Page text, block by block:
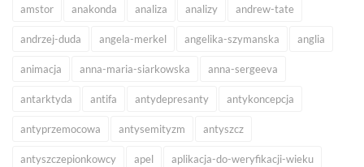
amstor anakonda analiza analizy andrew-tate
andrzej-duda angela-merkel angelika-szymanska anglia
animacja anna-maria-siarkowska anna-sergeeva
antarktyda antifa antydepresanty antykoncepcja
antyprzemocowa antysemityzm antyszcz
antyszczepionkowcy apel aplikacja-do-weryfikacji-wieku